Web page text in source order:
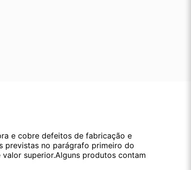
e cobre defeitos de fabricação e
previstas no parágrafo primeiro do
superior.Alguns produtos contam